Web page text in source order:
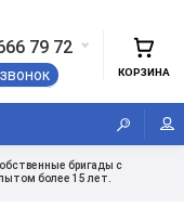
79 72
КОРЗИНА
бригады с
более 15 лет.